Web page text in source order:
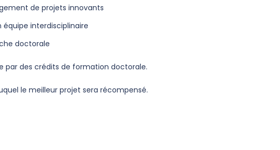
de projets innovants
interdisciplinaire
doctorale
par des crédits de formation doctorale.
le meilleur projet sera récompensé.